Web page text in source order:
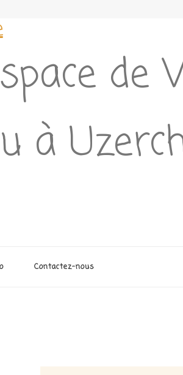
de
à
Contactez-nous